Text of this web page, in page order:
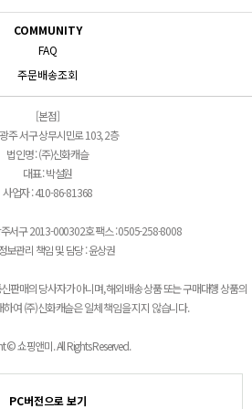
COMMUNITY
FAQ
주문배송조회
[본점]
주 서구 상무시민로 103, 2층
법인명 : (주)신화캐슬
대표 : 박설원
사업자 : 410-86-81368
서구 2013-000302호 팩스 : 0505-258-8008
보관리 책임 및 담당 : 윤상권
판매의 당사자가 아니며, 해외배송 상품 또는 구매대행 상품의
하여 (주)신화캐슬은 일체 책임을 지지 않습니다.
© 쇼핑앤미. All Rights Reserved.
PC버전으로 보기